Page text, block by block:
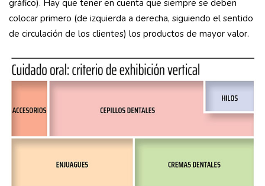
gráfico). Hay que tener en cuenta que siempre se deben
colocar primero (de izquierda a derecha, siguiendo el sentido
de circulación de los clientes) los productos de mayor valor.